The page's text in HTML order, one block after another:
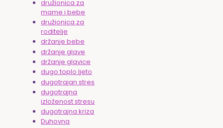
družionica za
mame i bebe
družionica za
roditelje
držanje bebe
držanje glave
držanje glavice
dugo toplo ljeto
dugotrajan stres
dugotrajna
izloženost stresu
dugotrajna kriza
Duhovna